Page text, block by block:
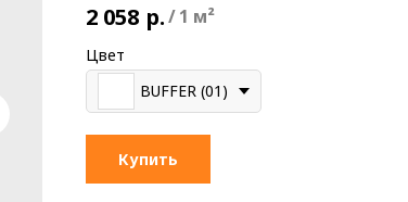
2 058 р./1 м²
Цвет
BUFFER (01)
Купить